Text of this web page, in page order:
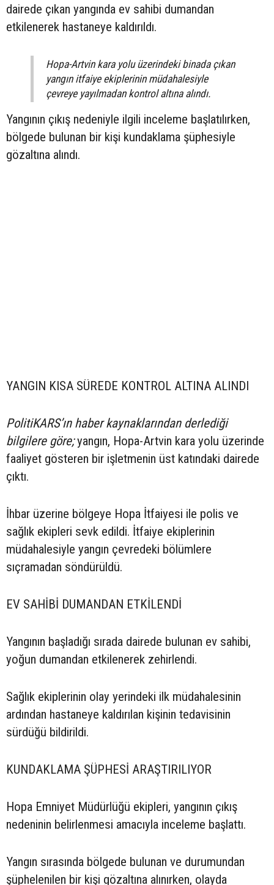
dairede çıkan yangında ev sahibi dumandan
etkilenerek hastaneye kaldırıldı.
Hopa-Artvin kara yolu üzerindeki binada çıkan
yangın itfaiye ekiplerinin müdahalesiyle
çevreye yayılmadan kontrol altına alındı.
Yangının çıkış nedeniyle ilgili inceleme başlatılırken,
bölgede bulunan bir kişi kundaklama şüphesiyle
gözaltına alındı.
YANGIN KISA SÜREDE KONTROL ALTINA ALINDI
PolitiKARS’ın haber kaynaklarından derlediği
bilgilere göre;yangın, Hopa-Artvin kara yolu üzerinde
faaliyet gösteren bir işletmenin üst katındaki dairede
çıktı.
İhbar üzerine bölgeye Hopa İtfaiyesi ile polis ve
sağlık ekipleri sevk edildi. İtfaiye ekiplerinin
müdahalesiyle yangın çevredeki bölümlere
sıçramadan söndürüldü.
EV SAHİBİ DUMANDAN ETKİLENDİ
Yangının başladığı sırada dairede bulunan ev sahibi,
yoğun dumandan etkilenerek zehirlendi.
Sağlık ekiplerinin olay yerindeki ilk müdahalesinin
ardından hastaneye kaldırılan kişinin tedavisinin
sürdüğü bildirildi.
KUNDAKLAMA ŞÜPHESİ ARAŞTIRILIYOR
Hopa Emniyet Müdürlüğü ekipleri, yangının çıkış
nedeninin belirlenmesi amacıyla inceleme başlattı.
Yangın sırasında bölgede bulunan ve durumundan
şüphelenilen bir kişi gözaltına alınırken, olayda